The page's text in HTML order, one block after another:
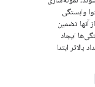
وابستگی
آنها تضمین
ایجاد
ابتدا